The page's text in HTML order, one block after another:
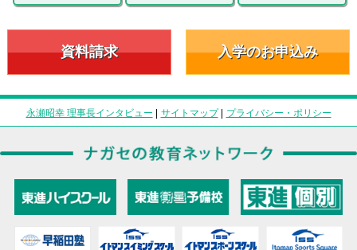
資料請求 入学のお申込み
永瀬昭幸 理事長インタビュー | サイトマップ| プライバシー・ポリシー